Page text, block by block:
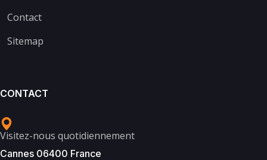
Contact
Sitemap
CONTACT
Visitez-nous quotidiennement
Cannes 06400 France